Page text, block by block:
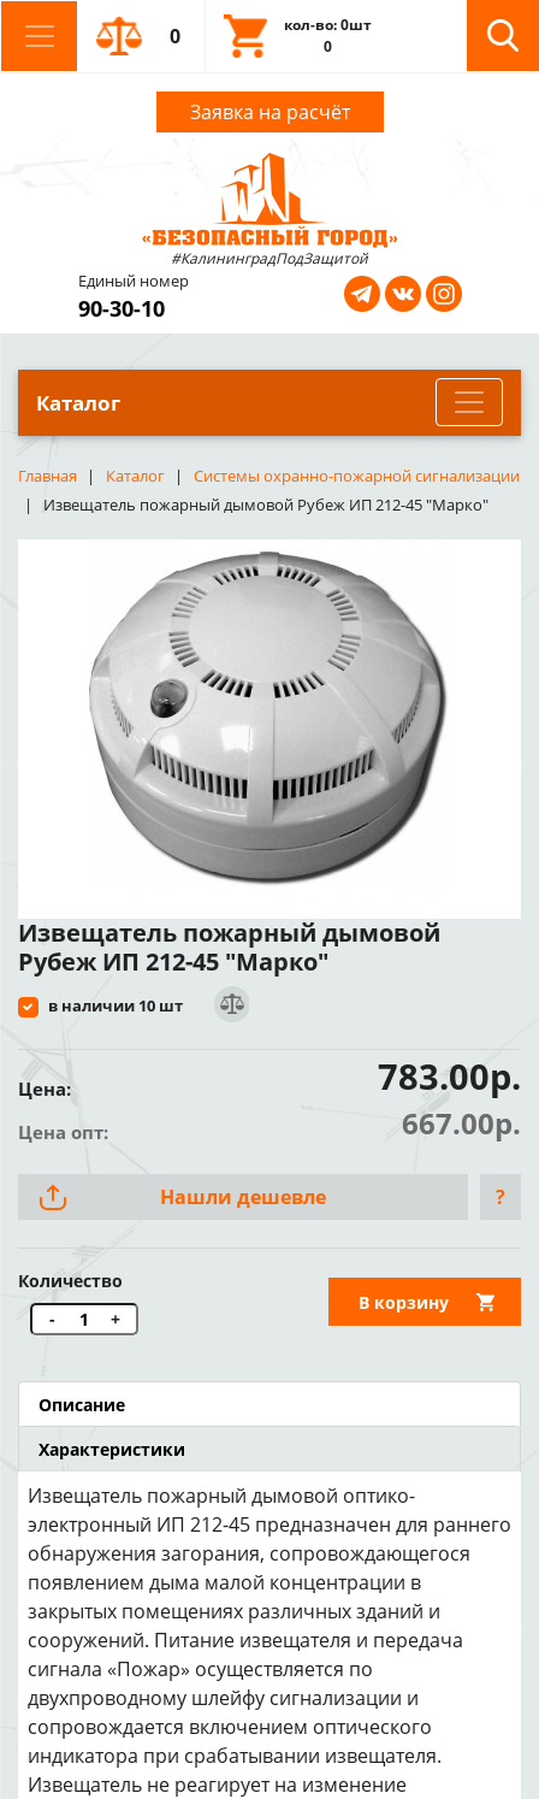
0
кол-во: 0шт
0
Заявка на расчёт
#КалининградПодЗащитой
Единый номер
90-30-10
Каталог
Главная Каталог
Системы охранно-пожарной сигнализации
Извещатель пожарный дымовой Рубеж ИП 212-45 "Марко"
Извещатель пожарный дымовой
Рубеж ИП 212-45 "Марко"
в наличии 10 шт
Цена: 783.00р.
Цена опт: 667.00р.
Нашли дешевле ?
Количество
-
+
В корзину
Описание
Характеристики
Извещатель пожарный дымовой оптико-
электронный ИП 212-45 предназначен для раннего
обнаружения загорания, сопровождающегося
появлением дыма малой концентрации в
закрытых помещениях различных зданий и
сооружений. Питание извещателя и передача
сигнала «Пожар» осуществляется по
двухпроводному шлейфу сигнализации и
сопровождается включением оптического
индикатора при срабатывании извещателя.
Извещатель не реагирует на изменение